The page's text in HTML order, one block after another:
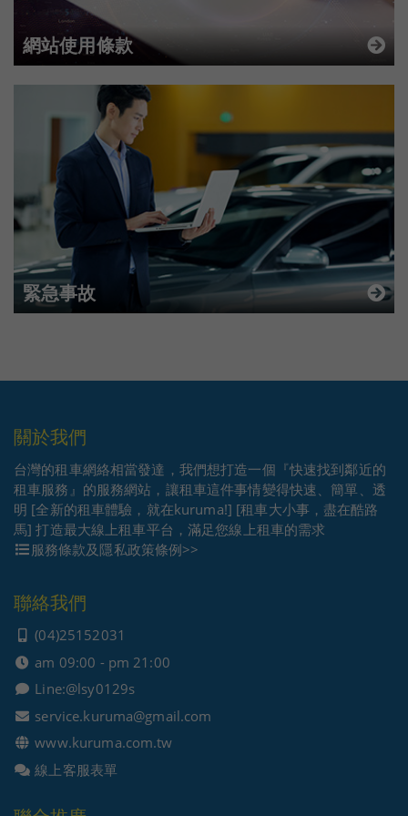
網站使用條款
緊急事故
關於我們
台灣的租車網絡相當發達，我們想打造一個『快速找到鄰近的
租車服務』的服務網站，讓租車這件事情變得快速、簡單、透
明 [全新的租車體驗，就在kuruma!] [租車大小事，盡在酷路
馬] 打造最大線上租車平台，滿足您線上租車的需求
服務條款及隱私政策條例>>
聯絡我們
(04)25152031
am 09:00 - pm 21:00
Line:@lsy0129s
service.kuruma@gmail.com
www.kuruma.com.tw
線上客服表單